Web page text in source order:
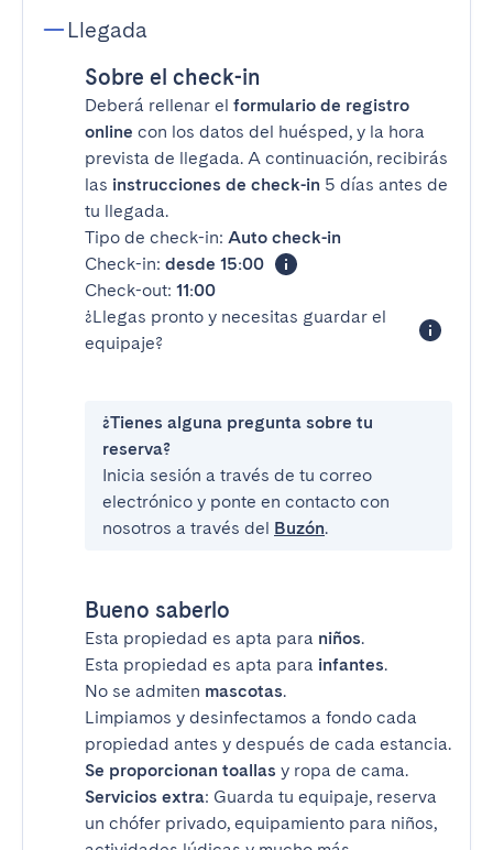
Llegada
Sobre el check-in
Deberá rellenar el formulario de registro
online con los datos del huésped, y la hora
prevista de llegada. A continuación, recibirás
las instrucciones de check-in 5 días antes de
tu llegada.
Tipo de check-in: Auto check-in
Check-in: desde 15:00
Check-out: 11:00
¿Llegas pronto y necesitas guardar el
equipaje?
¿Tienes alguna pregunta sobre tu
reserva?
Inicia sesión a través de tu correo
electrónico y ponte en contacto con
nosotros a través del Buzón.
Bueno saberlo
Esta propiedad es apta para niños.
Esta propiedad es apta para infantes.
No se admiten mascotas.
Limpiamos y desinfectamos a fondo cada
propiedad antes y después de cada estancia.
Se proporcionan toallas y ropa de cama.
Servicios extra: Guarda tu equipaje, reserva
un chófer privado, equipamiento para niños,